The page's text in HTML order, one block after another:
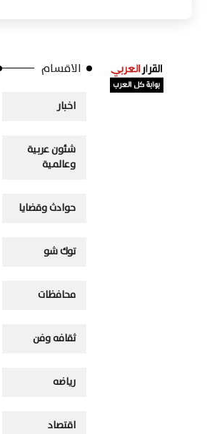
الاقسام
اخبار
شئون عربية
وعالمية
حوادث وقضايا
توك شو
محافظات
ثقافه وفن
رياضه
اقتصاد